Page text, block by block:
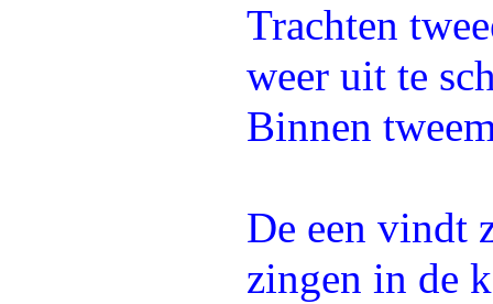
Trachten
weer uit te
Binnen
De een vindt
zingen in de